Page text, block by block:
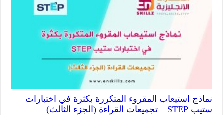
نماذج استيعاب المقروء المتكررة بكثرة في اختبارات
ستيب STEP – تجميعات القراءة (الجزء الثالث)